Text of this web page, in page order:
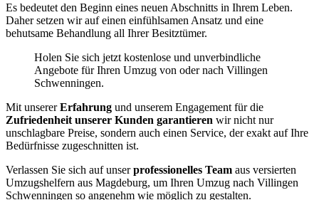
Es bedeutet den Beginn eines neuen Abschnitts in Ihrem Leben.
Daher setzen wir auf einen einfühlsamen Ansatz und eine
behutsame Behandlung all Ihrer Besitztümer.
Holen Sie sich jetzt kostenlose und unverbindliche
Angebote für Ihren Umzug von oder nach Villingen
Schwenningen⁠.
Mit unsererErfahrung und unserem Engagement für die
Zufriedenheit unserer Kunden garantieren wir nicht nur
unschlagbare Preise, sondern auch einen Service, der exakt auf Ihre
Bedürfnisse zugeschnitten ist.
Verlassen Sie sich auf unserprofessionelles Team aus versierten
Umzugshelfern aus Magdeburg, um Ihren Umzug nach Villingen
Schwenningen⁠ so angenehm wie möglich zu gestalten.